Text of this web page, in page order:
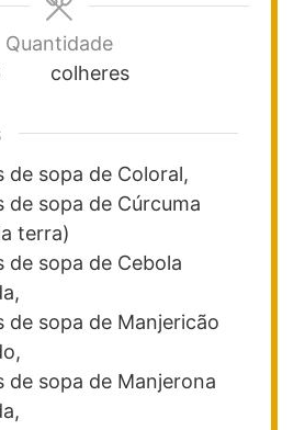
Quantidade
colheres
de sopa de Coloral,
de sopa de Cúrcuma
terra)
de sopa de Cebola
de sopa de Manjericão
de sopa de Manjerona